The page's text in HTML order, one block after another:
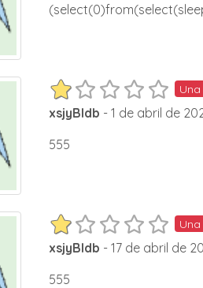
xsjyBldb - 1 de abril de
555
xsjyBldb - 17 de abril de
555